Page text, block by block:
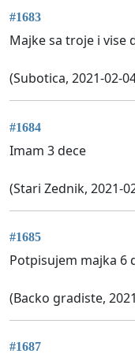
#1683
Majke sa troje i vise
(Subotica, 2021-02-
#1684
Imam 3 dece
(Stari Zednik, 2021-
#1685
Potpisujem majka 6
(Backo gradiste,
#1687